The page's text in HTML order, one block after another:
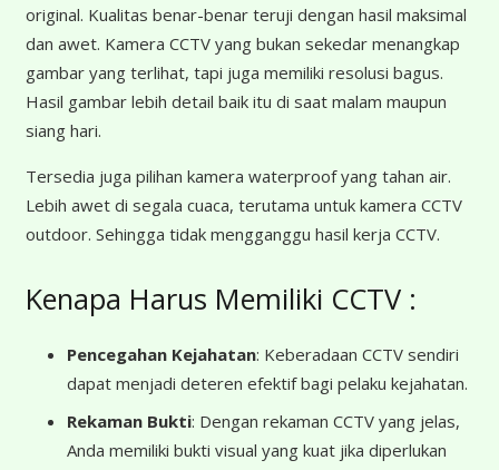
original. Kualitas benar-benar teruji dengan hasil maksimal
dan awet. Kamera CCTV yang bukan sekedar menangkap
gambar yang terlihat, tapi juga memiliki resolusi bagus.
Hasil gambar lebih detail baik itu di saat malam maupun
siang hari.
Tersedia juga pilihan kamera waterproof yang tahan air.
Lebih awet di segala cuaca, terutama untuk kamera CCTV
outdoor. Sehingga tidak mengganggu hasil kerja CCTV.
Kenapa Harus Memiliki CCTV :
Pencegahan Kejahatan: Keberadaan CCTV sendiri
dapat menjadi deteren efektif bagi pelaku kejahatan.
Rekaman Bukti: Dengan rekaman CCTV yang jelas,
Anda memiliki bukti visual yang kuat jika diperlukan